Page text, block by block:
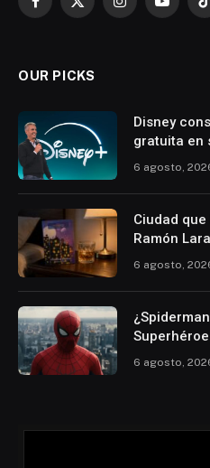
Facebook
X
InstagramYouTube
OUR PICKS
Disney
gratuita en
6 agosto,
Ciudad
Ramón Lara
6 agosto,
6 agosto,